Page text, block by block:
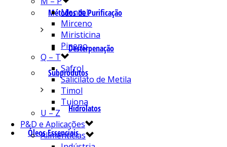
Métodos de Purificação
Desterpenação
Subprodutos
Hidrolatos
Óleos Essenciais
Mentol
Mirceno
Miristicina
Pineno
Q – T
Safrol
Salicilato de Metila
Timol
Tujona
U – Z
P&D e Aplicações
Alimentícias